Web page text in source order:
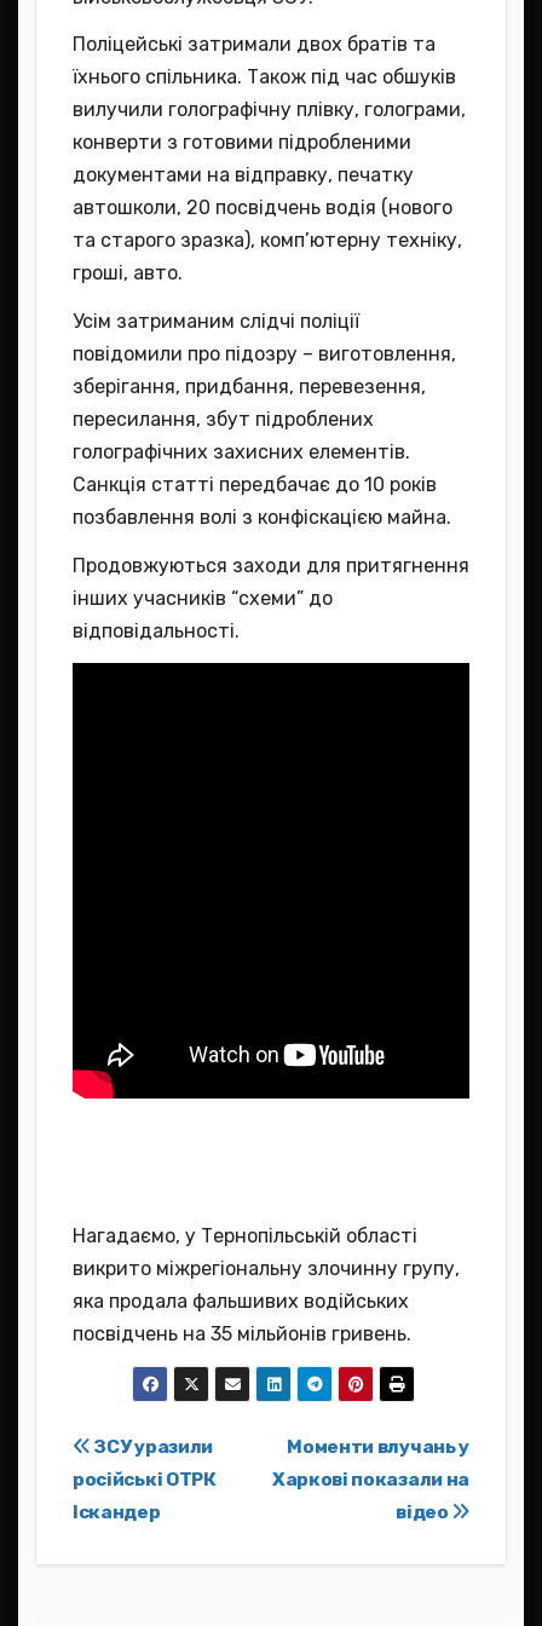
Поліцейські затримали двох братів та
їхнього спільника. Також під час обшуків
вилучили голографічну плівку, голограми,
конверти з готовими підробленими
документами на відправку, печатку
автошколи, 20 посвідчень водія (нового
та старого зразка), комп’ютерну техніку,
гроші, авто.
Усім затриманим слідчі поліції
повідомили про підозру – виготовлення,
зберігання, придбання, перевезення,
пересилання, збут підроблених
голографічних захисних елементів.
Санкція статті передбачає до 10 років
позбавлення волі з конфіскацією майна.
Продовжуються заходи для притягнення
інших учасників “схеми” до
відповідальності.
Нагадаємо, у Тернопільській області
викрито міжрегіональну злочинну групу,
яка продала фальшивих водійських
посвідчень на 35 мільйонів гривень.
Навігація
записів
Моменти влучань у
Харкові показали на
відео
ЗСУ уразили
російські ОТРК
Іскандер